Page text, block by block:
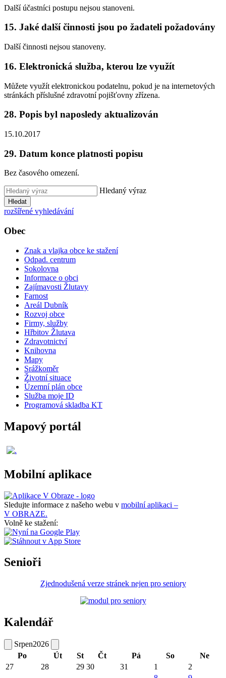
Další účastníci postupu nejsou stanoveni.
15. Jaké další činnosti jsou po žadateli požadovány
Další činnosti nejsou stanoveny.
16. Elektronická služba, kterou lze využít
Můžete využít elektronickou podatelnu, pokud je na internetových
stránkách příslušné zdravotní pojišťovny zřízena.
28. Popis byl naposledy aktualizován
15.10.2017
29. Datum konce platnosti popisu
Bez časového omezení.
Hledaný výraz
Hledat
rozšířené vyhledávání
Obec
Znak a vlajka obce ke stažení
Odpad. centrum
Sokolovna
Informace o obci
Zajímavosti Žlutavy
Farnost
Areál Dubník
Rozvoj obce
Firmy, služby
Hřbitov Žlutava
Zdravotnictví
Knihovna
Mapy
Srážkoměr
Životní situace
Územní plán obce
Služba moje ID
Programová skladba KT
Mapový portál
Mobilní aplikace
Sledujte informace z našeho webu v mobilní aplikaci –
V OBRAZE.
Volně ke stažení:
Senioři
Zjednodušená verze stránek nejen pro seniory
Kalendář
Srpen2026
Po
Út St Čt Pá So
Ne
27
28 29 30 31 1 2